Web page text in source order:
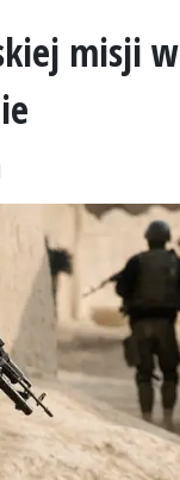
misji w